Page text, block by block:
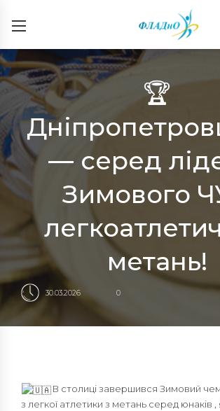
🏆
— серед
Зимового
метань!
30.03.2026 0
В столиці завершився Зимовий
з легкої атлетики з метань серед юнаків